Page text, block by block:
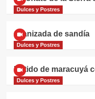
Dulces y Postres
Granizada de sandía
Dulces y Postres
Batido de maracuyá
Dulces y Postres